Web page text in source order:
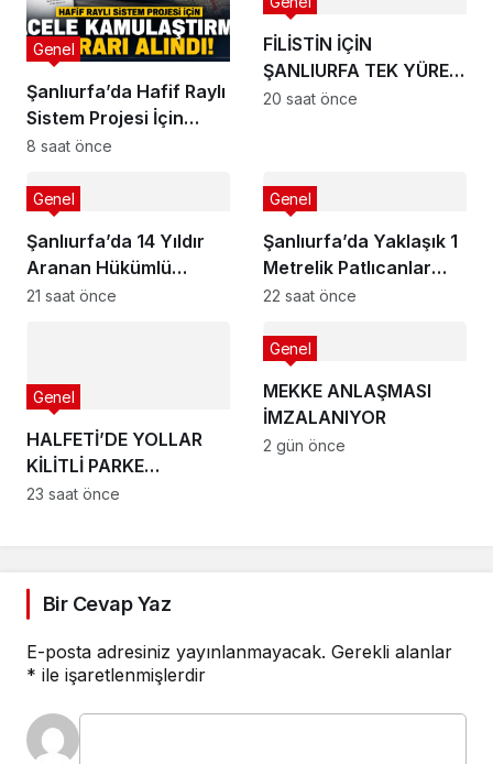
Şanlıurfa’da Hafif Raylı
Sistem Projesi İçin
Acele Kamulaştırma
Genel
8 saat önce
FİLİSTİN İÇİN
ŞANLIURFA TEK YÜREK
OLDU
20 saat önce
Şanlıurfa’da 14 Yıldır
Aranan Hükümlü
Yakalandı
Genel
21 saat önce
Şanlıurfa’da Yaklaşık 1
Metrelik Patlıcanlar
Şaşırttı
Genel
22 saat önce
HALFETİ’DE YOLLAR
KİLİTLİ PARKE
TAŞLARIYLA
Genel
23 saat önce
MEKKE ANLAŞMASI
İMZALANIYOR
Genel
2 gün önce
Bir Cevap Yaz
E-posta adresiniz yayınlanmayacak. Gerekli alanlar
* ile işaretlenmişlerdir